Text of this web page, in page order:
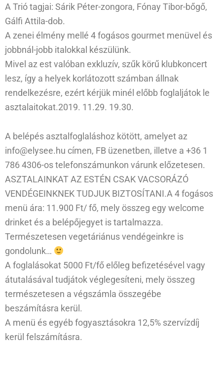
A Trió tagjai: Sárik Péter-zongora, Fónay Tibor-bőgő,
Gálfi Attila-dob.
A zenei élmény mellé 4 fogásos gourmet menüvel és
jobbnál-jobb italokkal készülünk.
Mivel az est valóban exkluzív, szűk körű klubkoncert
lesz, így a helyek korlátozott számban állnak
rendelkezésre, ezért kérjük minél előbb foglaljátok le
asztalaitokat.2019. 11.29. 19.30.
A belépés asztalfoglaláshoz kötött, amelyet az
info@elysee.hu címen, FB üzenetben, illetve a +36 1
786 4306-os telefonszámunkon várunk előzetesen.
ASZTALAINKAT AZ ESTÉN CSAK VACSORÁZÓ
VENDÉGEINKNEK TUDJUK BIZTOSÍTANI.A 4 fogásos
menü ára: 11.900 Ft/ fő, mely összeg egy welcome
drinket és a belépőjegyet is tartalmazza.
Természetesen vegetáriánus vendégeinkre is
gondolunk…
A foglalásokat 5000 Ft/fő előleg befizetésével vagy
átutalásával tudjátok véglegesíteni, mely összeg
természetesen a végszámla összegébe
beszámításra kerül.
A menü és egyéb fogyasztásokra 12,5% szervízdíj
kerül felszámításra.